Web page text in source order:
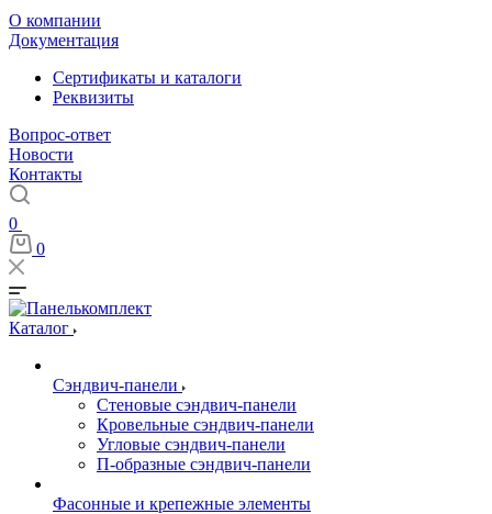
О компании
Документация
Сертификаты и каталоги
Реквизиты
Вопрос-ответ
Новости
Контакты
0
0
Каталог
Сэндвич-панели
Стеновые сэндвич-панели
Кровельные сэндвич-панели
Угловые сэндвич-панели
П-образные сэндвич-панели
Фасонные и крепежные элементы